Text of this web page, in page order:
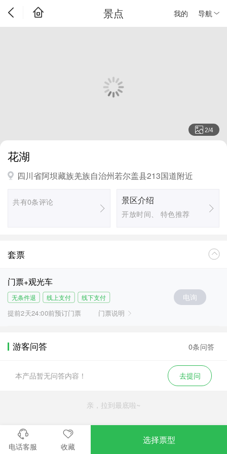
我的 导航
景点
2/4
花湖
四川省阿坝藏族羌族自治州若尔盖县213国道附近
共有0条评论 景区介绍
开放时间、 特色推荐
套票
门票+观光车
无条件退 线上支付 线下支付
提前2天24:00前预订门票 门票说明
电询
游客问答 0条问答
本产品暂无问答内容！ 去提问
亲，拉到最底啦~
电话客服 收藏
选择票型